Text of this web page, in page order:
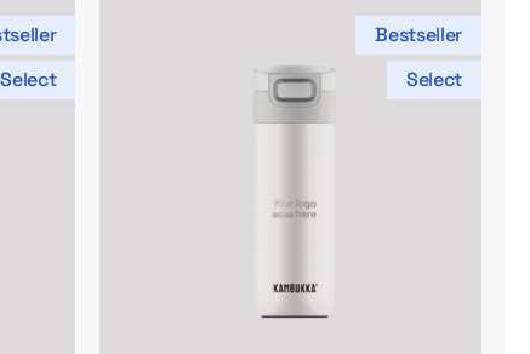
Select
Bestseller
Select